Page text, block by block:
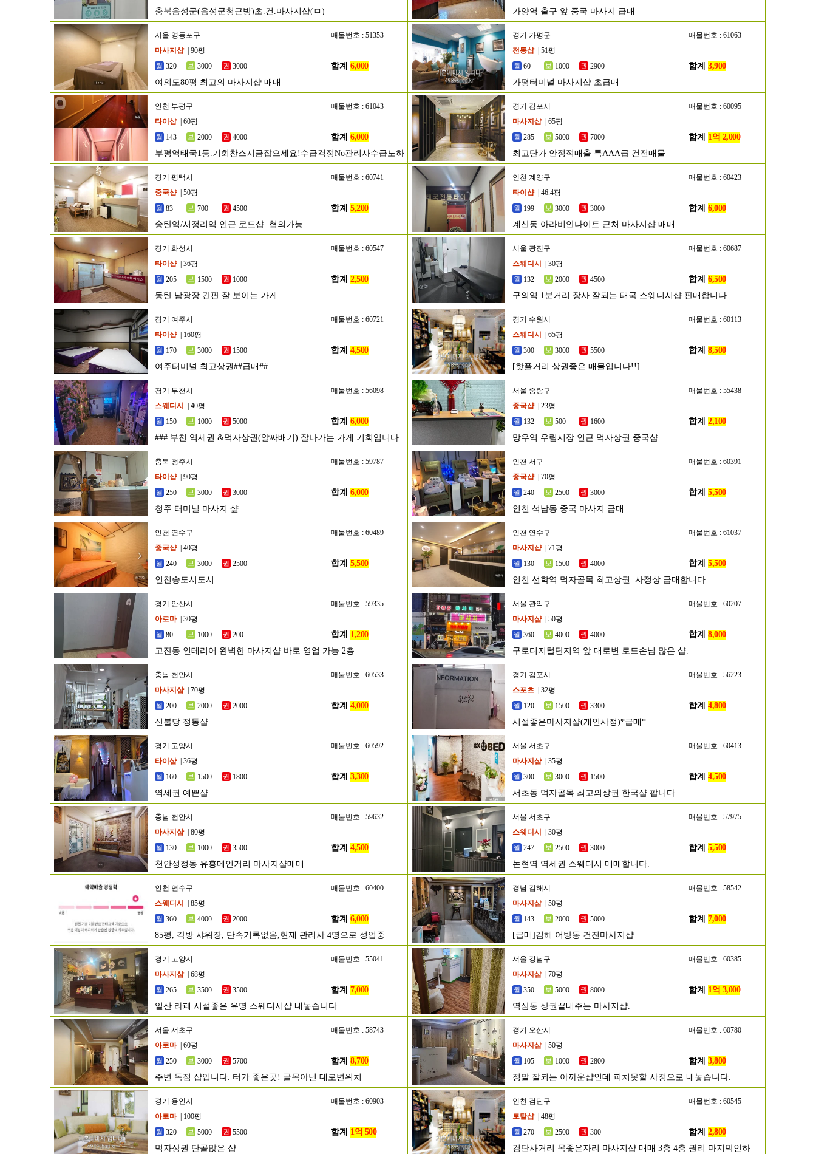
충북음성군(음성군청근방)초.건.마사지샵(ㅁ)
가양역 출구 앞 중국 마사지 급매
서울 영등포구
매물번호 : 51353
마사지샵
| 90평
320
3000 3000 합계 6,000
여의도80평 최고의 마사지샵 매매
경기 가평군
매물번호 : 61063
전통샵
| 51평
60
1000 2900 합계 3,900
가평터미널 마사지샵 초급매
인천 부평구
매물번호 : 61043
타이샵
| 60평
143
2000 4000 합계 6,000
부평역태국1등.기회찬스지금잡으세요!수급걱정No관리사수급노하
우이전ok
경기 김포시
매물번호 : 60095
마사지샵
| 65평
285
5000 7000 합계 1억 2,000
최고단가 안정적매출 특AAA급 건전매물
경기 평택시
매물번호 : 60741
중국샵
| 50평
83
700 4500 합계 5,200
송탄역/서정리역 인근 로드샵. 협의가능.
인천 계양구
매물번호 : 60423
타이샵
| 46.4평
199
3000 3000 합계 6,000
계산동 아라비안나이트 근처 마사지샵 매매
경기 화성시
매물번호 : 60547
타이샵
| 36평
205
1500 1000 합계 2,500
동탄 남광장 간판 잘 보이는 가게
서울 광진구
매물번호 : 60687
스웨디시
| 30평
132
2000 4500 합계 6,500
구의역 1분거리 장사 잘되는 태국 스웨디시샵 판매합니다
경기 여주시
매물번호 : 60721
타이샵
| 160평
170
3000 1500 합계 4,500
여주터미널 최고상권##급매##
경기 수원시
매물번호 : 60113
스웨디시
| 65평
300
3000 5500 합계 8,500
[핫플거리 상권좋은 매물입니다!!]
경기 부천시
매물번호 : 56098
스웨디시
| 40평
150
1000 5000 합계 6,000
### 부천 역세권 &먹자상권(알짜배기) 잘나가는 가게 기회입니다
###
서울 중랑구
매물번호 : 55438
중국샵
| 23평
132
500 1600 합계 2,100
망우역 우림시장 인근 먹자상권 중국샵
충북 청주시
매물번호 : 59787
타이샵
| 90평
250
3000 3000 합계 6,000
청주 터미널 마사지 샾
인천 서구
매물번호 : 60391
중국샵
| 70평
240
2500 3000 합계 5,500
인천 석남동 중국 마사지.급매
인천 연수구
매물번호 : 60489
중국샵
| 40평
240
3000 2500 합계 5,500
인천송도시도시
인천 연수구
매물번호 : 61037
마사지샵
| 71평
130
1500 4000 합계 5,500
인천 선학역 먹자골목 최고상권. 사정상 급매합니다.
경기 안산시
매물번호 : 59335
아로마
| 30평
80
1000 200 합계 1,200
고잔동 인테리어 완벽한 마사지샵 바로 영업 가능 2층
서울 관악구
매물번호 : 60207
마사지샵
| 50평
360
4000 4000 합계 8,000
구로디지털단지역 앞 대로변 로드손님 많은 샵.
충남 천안시
매물번호 : 60533
마사지샵
| 70평
200
2000 2000 합계 4,000
신불당 정통샵
경기 김포시
매물번호 : 56223
스포츠
| 32평
120
1500 3300 합계 4,800
시설좋은마사지샵(개인사정)*급매*
경기 고양시
매물번호 : 60592
타이샵
| 36평
160
1500 1800 합계 3,300
역세권 예쁜샵
서울 서초구
매물번호 : 60413
마사지샵
| 35평
300
3000 1500 합계 4,500
서초동 먹자골목 최고의상권 한국샵 팝니다
충남 천안시
매물번호 : 59632
마사지샵
| 80평
130
1000 3500 합계 4,500
천안성정동 유흥메인거리 마사지샵매매
서울 서초구
매물번호 : 57975
스웨디시
| 30평
247
2500 3000 합계 5,500
논현역 역세권 스웨디시 매매합니다.
인천 연수구
매물번호 : 60400
스웨디시
| 85평
360
4000 2000 합계 6,000
85평, 각방 샤워장, 단속기록없음,현재 관리사 4명으로 성업중
경남 김해시
매물번호 : 58542
마사지샵
| 50평
143
2000 5000 합계 7,000
[급매]김해 어방동 건전마사지샵
경기 고양시
매물번호 : 55041
마사지샵
| 68평
265
3500 3500 합계 7,000
일산 라페 시설좋은 유명 스웨디시샵 내놓습니다
서울 강남구
매물번호 : 60385
마사지샵
| 70평
350
5000 8000 합계 1억 3,000
역삼동 상권끝내주는 마사지샵.
서울 서초구
매물번호 : 58743
아로마
| 60평
250
3000 5700 합계 8,700
주변 독점 샵입니다. 터가 좋은곳! 골목아닌 대로변위치
경기 오산시
매물번호 : 60780
마사지샵
| 50평
105
1000 2800 합계 3,800
정말 잘되는 아까운샵인데 피치못할 사정으로 내놓습니다.
경기 용인시
매물번호 : 60903
아로마
| 100평
320
5000 5500 합계 1억 500
먹자상권 단골많은 샵
인천 검단구
매물번호 : 60545
토탈샵
| 48평
270
2500 300 합계 2,800
검단사거리 목좋은자리 마사지샵 매매 3층 4층 권리 마지막인하